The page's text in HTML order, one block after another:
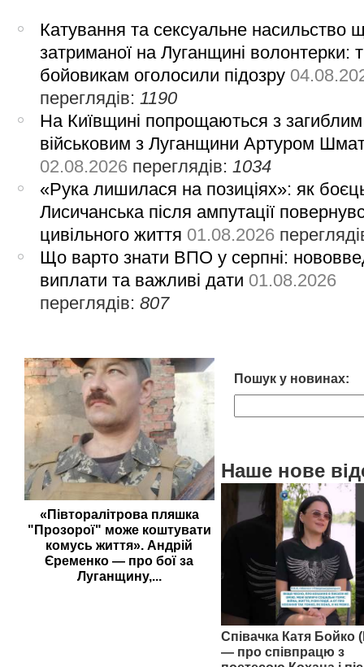
Катування та сексуальне насильство
затриманої на Луганщині волонтерки:
бойовикам оголосили підозру
переглядів: 1190
На Київщині попрощаються з загиблим
військовим з Луганщини Артуром
02.08.2026 переглядів: 1034
«Рука лишилася на позиціях»: як
Лисичанська після ампутації
цивільного життя 01.08.2026
Що варто знати ВПО у серпні:
виплати та важливі дати 01.08.2026
переглядів:807
«Півторалітрова пляшка
"Прозорої" може коштувати
комусь життя». Андрій
Єременко — про бої за
Луганщину,...
Пошук у новинах:
Наше нове
Співачка Катя Бойко
— про співпрацю з